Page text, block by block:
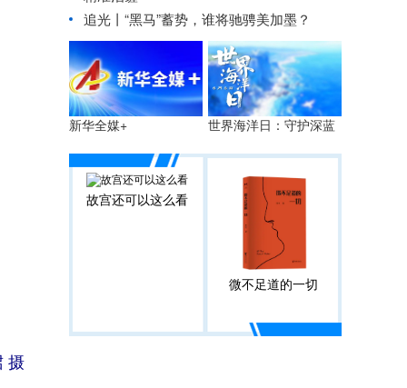
摄
追光丨 “黑马”蓄势，谁将驰骋美加墨？
新华全媒+ 世界海洋日：守护深蓝
故宫还可以这么看
微不足道的一切